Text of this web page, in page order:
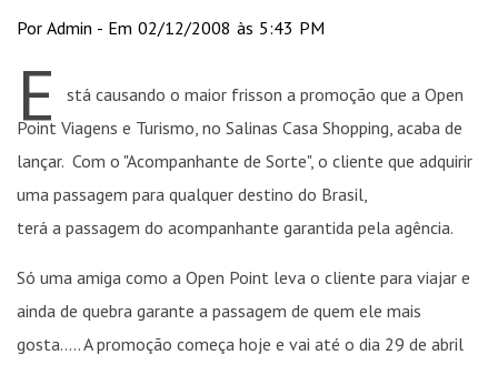
Por Admin - Em 02/12/2008 às 5:43 PM
E
stá causando o maior frisson a promoção que a Open
Point Viagens e Turismo, no Salinas Casa Shopping, acaba de
lançar. Com o "Acompanhante de Sorte", o cliente que adquirir
uma passagem para qualquer destino do Brasil,
terá a passagem do acompanhante garantida pela agência.
Só uma amiga como a Open Point leva o cliente para viajar e
ainda de quebra garante a passagem de quem ele mais
gosta….. A promoção começa hoje e vai até o dia 29 de abril